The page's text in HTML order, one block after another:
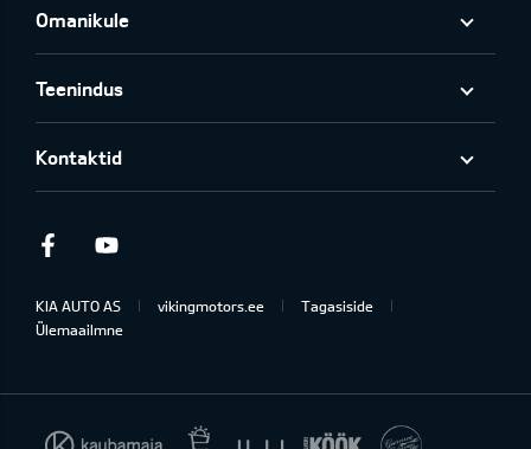
Omanikule
Teenindus
Kontaktid
Facebook
KIA AUTO AS vikingmotors.ee
Tagasiside
Ülemaailmne